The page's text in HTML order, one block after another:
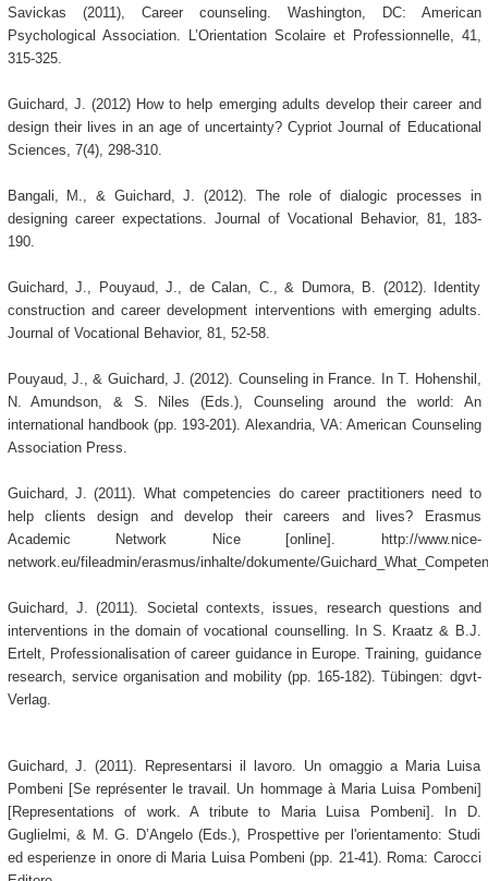
Savickas (2011), Career counseling. Washington, DC: American
Psychological Association. L’Orientation Scolaire et Professionnelle, 41,
315-325.
Guichard, J. (2012) How to help emerging adults develop their career and
design their lives in an age of uncertainty? Cypriot Journal of Educational
Sciences, 7(4), 298-310.
Bangali, M., & Guichard, J. (2012). The role of dialogic processes in
designing career expectations. Journal of Vocational Behavior, 81, 183-
190.
Guichard, J., Pouyaud, J., de Calan, C., & Dumora, B. (2012). Identity
construction and career development interventions with emerging adults.
Journal of Vocational Behavior, 81, 52-58.
Pouyaud, J., & Guichard, J. (2012). Counseling in France. In T. Hohenshil,
N. Amundson, & S. Niles (Eds.), Counseling around the world: An
international handbook (pp. 193-201). Alexandria, VA: American Counseling
Association Press.
Guichard, J. (2011). What competencies do career practitioners need to
help clients design and develop their careers and lives? Erasmus
Academic Network Nice [online]. http://www.nice-
network.eu/fileadmin/erasmus/inhalte/dokumente/
Guichard, J. (2011). Societal contexts, issues, research questions and
interventions in the domain of vocational counselling. In S. Kraatz & B.J.
Ertelt, Professionalisation of career guidance in Europe. Training, guidance
research, service organisation and mobility (pp. 165-182). Tübingen: dgvt-
Verlag.
Guichard, J. (2011). Representarsi il lavoro. Un omaggio a Maria Luisa
Pombeni [Se représenter le travail. Un hommage à Maria Luisa Pombeni]
[Representations of work. A tribute to Maria Luisa Pombeni]. In D.
Guglielmi, & M. G. D’Angelo (Eds.), Prospettive per l'orientamento: Studi
ed esperienze in onore di Maria Luisa Pombeni (pp. 21-41). Roma: Carocci